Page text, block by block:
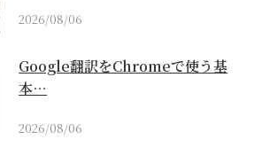
2026/08/06
Google翻訳をChromeで使う基
本…
2026/08/06